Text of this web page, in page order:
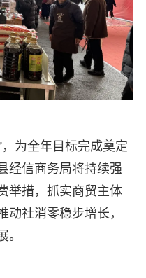
为全年目标完成奠定
经信商务局将持续强
举措，抓实商贸主体
动社消零稳步增长，
。